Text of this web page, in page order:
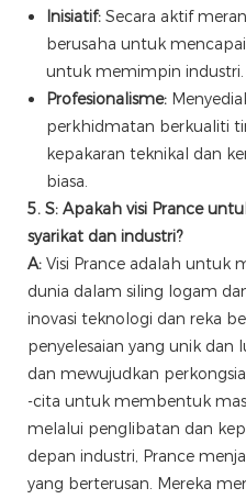
Inisiatif: Secara aktif
berusaha untuk
untuk memimpin industri.
Profesionalisme:
perkhidmatan berkualiti
kepakaran teknikal dan
biasa.
5. S: Apakah visi Prance
syarikat dan industri?
A: Visi Prance adalah untuk
dunia dalam siling logam
inovasi teknologi dan reka
penyelesaian yang unik dan
dan mewujudkan
-cita untuk membentuk
melalui penglibatan dan
depan industri, Prance
yang berterusan. Mereka